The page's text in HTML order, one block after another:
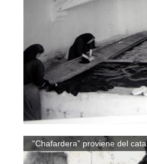
“Chafardera” proviene del